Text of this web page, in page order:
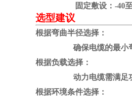
固定敷设：-40至
选型建议
根据弯曲半径选择：
确保电缆的最小弯曲
根据负载选择：
动力电缆需满足功率
根据环境条件选择：